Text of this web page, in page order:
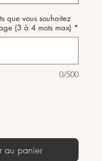
que vous souhaitez
(3 à 4 mots max) *
0/500
au panier